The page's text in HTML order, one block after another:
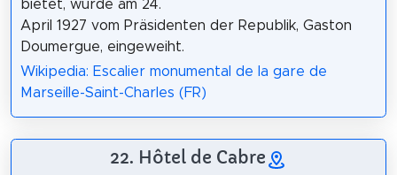
bietet, wurde am 24.
April 1927 vom Präsidenten der Republik, Gaston
Doumergue, eingeweiht.
Wikipedia: Escalier monumental de la gare de
Marseille-Saint-Charles (FR)
22. Hôtel de Cabre